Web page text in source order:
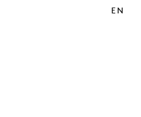
EN